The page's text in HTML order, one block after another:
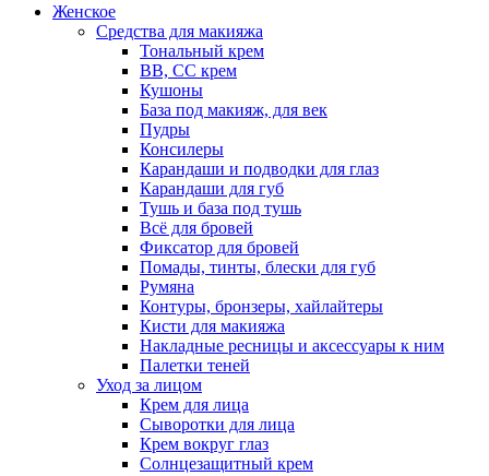
Женское
Средства для макияжа
Тональный крем
BB, CC крем
Кушоны
База под макияж, для век
Пудры
Консилеры
Карандаши и подводки для глаз
Карандаши для губ
Тушь и база под тушь
Всё для бровей
Фиксатор для бровей
Помады, тинты, блески для губ
Румяна
Контуры, бронзеры, хайлайтеры
Кисти для макияжа
Накладные ресницы и аксессуары к ним
Палетки теней
Уход за лицом
Крем для лица
Сыворотки для лица
Крем вокруг глаз
Солнцезащитный крем